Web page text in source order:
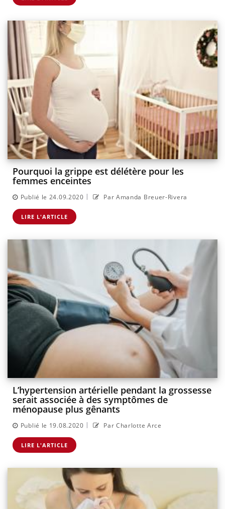
Pourquoi la grippe est délétère pour les
femmes enceintes
Publié le 24.09.2020 | Par Amanda Breuer-Rivera
LIRE L'ARTICLE
L’hypertension artérielle pendant la grossesse
serait associée à des symptômes de
ménopause plus gênants
Publié le 19.08.2020 | Par Charlotte Arce
LIRE L'ARTICLE